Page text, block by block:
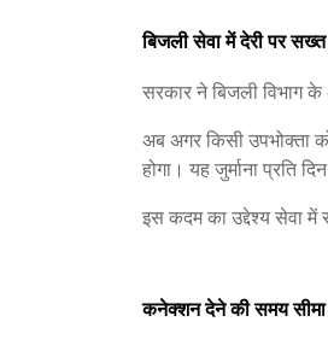
बिजली सेवा में देरी पर सख्त
सरकार ने बिजली विभाग के
अब अगर किसी उपभोक्ता
होगा। यह जुर्माना प्रति
इस कदम का उद्देश्य सेवा में
कनेक्शन देने की समय